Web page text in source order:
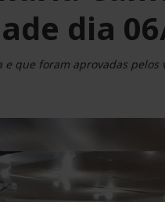
dia
que foram aprovadas pelos